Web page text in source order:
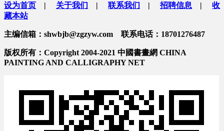
设为首页 | 关于我们 | 联系我们 | 招聘信息 | 收
藏本站
主编信箱：shwbjb@zgzyw.com 联系电话：18701276487
版权所有：Copyright 2004-2021 中國書畫網 CHINA
PAINTING AND CALLIGRAPHY NET